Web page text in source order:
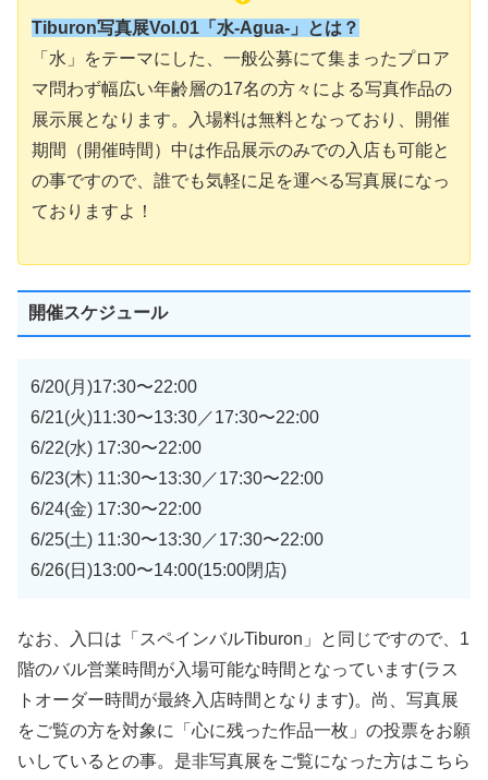
Tiburon写真展Vol.01「水-Agua-」とは？
「水」をテーマにした、一般公募にて集まったプロア
マ問わず幅広い年齢層の17名の方々による写真作品の
展示展となります。入場料は無料となっており、開催
期間（開催時間）中は作品展示のみでの入店も可能と
の事ですので、誰でも気軽に足を運べる写真展になっ
ておりますよ！
開催スケジュール
6/20(月)17:30〜22:00
6/21(火)11:30〜13:30／17:30〜22:00
6/22(水) 17:30〜22:00
6/23(木) 11:30〜13:30／17:30〜22:00
6/24(金) 17:30〜22:00
6/25(土) 11:30〜13:30／17:30〜22:00
6/26(日)13:00〜14:00(15:00閉店)
なお、入口は「スペインバルTiburon」と同じですので、1
階のバル営業時間が入場可能な時間となっています(ラス
トオーダー時間が最終入店時間となります)。尚、写真展
をご覧の方を対象に「心に残った作品一枚」の投票をお願
いしているとの事。是非写真展をご覧になった方はこちら